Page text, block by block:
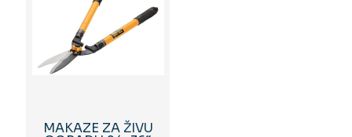
MAKAZE ZA ŽIVU